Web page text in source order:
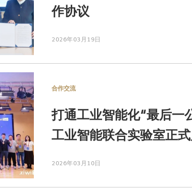
作协议
2026年03月19日
合作交流
打通工业智能化“最后一
工业智能联合实验室正式
2026年03月10日